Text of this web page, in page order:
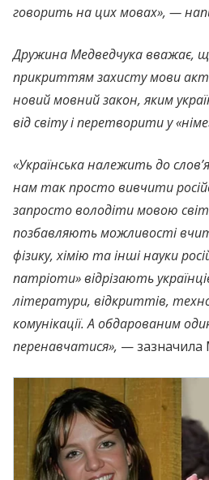
говорить на цих мовах», —
Дружина Медведчyка вважає,
прикриттям захисту мови
новий мовний закон, яким
від світу і перетворити у
«Українська належить до
нам так просто вивчити
запросто володіти мовою
позбавляють можливості
фізику, хімію та інші науки
патріоти» відрізають
літератури, відкриттів,
комунікації. А обдарованим
перенавчатися», — зазначила